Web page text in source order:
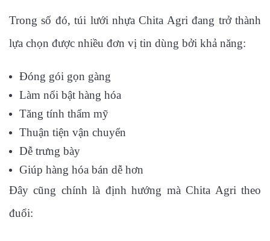
Trong số đó, túi lưới nhựa Chita Agri đang trở thành
lựa chọn được nhiều đơn vị tin dùng bởi khả năng:
Đóng gói gọn gàng
Làm nổi bật hàng hóa
Tăng tính thẩm mỹ
Thuận tiện vận chuyển
Dễ trưng bày
Giúp hàng hóa bán dễ hơn
Đây cũng chính là định hướng mà Chita Agri theo
đuổi: